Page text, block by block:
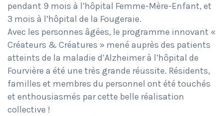
pendant 9 mois à l’hôpital Femme-Mère-Enfant, et
3 mois à l’hôpital de la Fougeraie.
Avec les personnes âgées, le programme innovant «
Créateurs & Créatures » mené auprès des patients
atteints de la maladie d’Alzheimer à l’hôpital de
Fourvière a été une très grande réussite. Résidents,
familles et membres du personnel ont été touchés
et enthousiasmés par cette belle réalisation
collective !